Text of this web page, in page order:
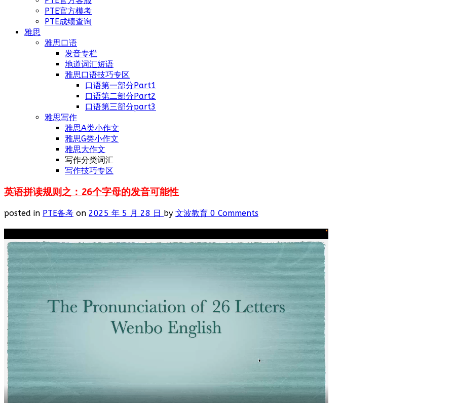
PTE官方模考
PTE成绩查询
雅思
雅思口语
发音专栏
地道词汇短语
雅思口语技巧专区
口语第一部分Part1
口语第二部分Part2
口语第三部分part3
雅思写作
雅思A类小作文
雅思G类小作文
雅思大作文
写作分类词汇
写作技巧专区
英语拼读规则之：26个字母的发音可能性
posted in PTE备考 on 2025 年 5 月 28 日 by 文波教育 0 Comments